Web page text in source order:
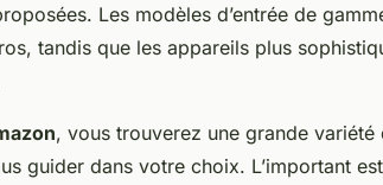
Les modèles d’entrée de
tandis que les appareils plus
, vous trouverez une grande variété
guider dans votre choix. L’important